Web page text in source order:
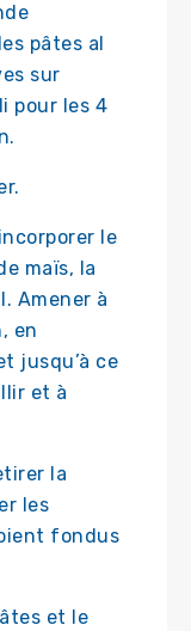
pâtes al
sur
pour les 4
le
maïs, la
Amener à
en
jusqu’à ce
et à
la
les
fondus
et le